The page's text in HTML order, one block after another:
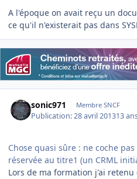
A l'époque on avait reçu un
ce qu'il n'existerait pas dans
sonic971 Membre SNCF
Publication:28 avril 201313
Chose quasi sûre : ne coche
réservée au titre1 (un CRML
Lors de ma formation j'ai